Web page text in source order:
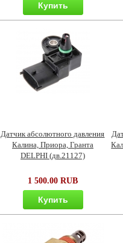
Купить
Датчик абсолютного давления
Калина, Приора, Гранта
DELPHI (дв.21127)
1 500.00 RUB
Купить